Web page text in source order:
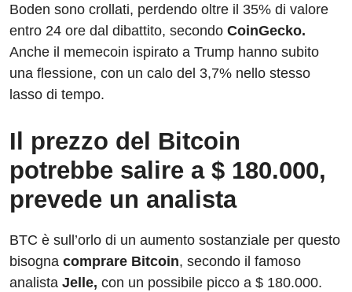
Boden sono crollati, perdendo oltre il 35% di valore
entro 24 ore dal dibattito, secondo CoinGecko.
Anche il memecoin ispirato a Trump hanno subito
una flessione, con un calo del 3,7% nello stesso
lasso di tempo.
Il prezzo del Bitcoin
potrebbe salire a $ 180.000,
prevede un analista
BTC è sull’orlo di un aumento sostanziale per questo
bisogna comprare Bitcoin, secondo il famoso
analista Jelle, con un possibile picco a $ 180.000.